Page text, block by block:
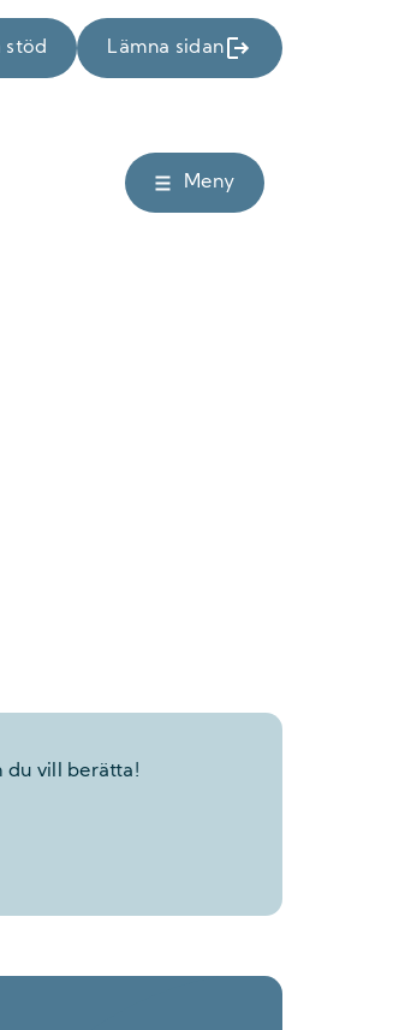
stöd Lämna sidan
Meny
du vill berätta!